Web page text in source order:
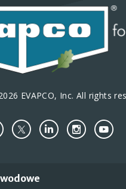
EVAPCO, Inc. All rights